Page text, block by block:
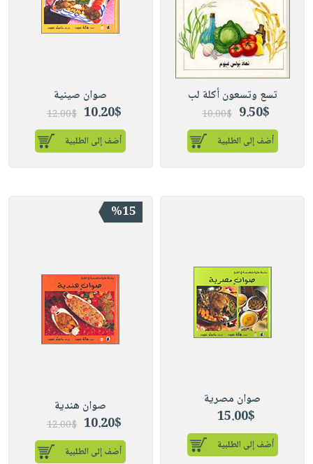
تسع وتسعون أكلة لب
9.50$
10.00$
أضف إلى الطلبية
صوان صينية
10.20$
12.00$
أضف إلى الطلبية
صوان مصرية
15.00$
أضف إلى الطلبية
%15
صوان هندية
10.20$
12.00$
أضف إلى الطلبية